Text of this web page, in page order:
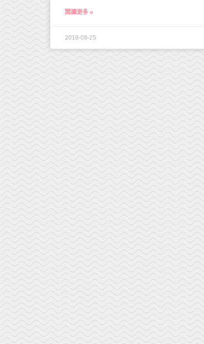
閱讀更多 »
2018-08-25